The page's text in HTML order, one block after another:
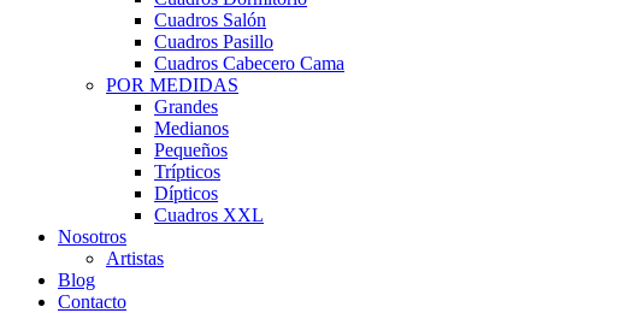
Cuadros Salón
Cuadros Pasillo
Cuadros Cabecero Cama
POR MEDIDAS
Grandes
Medianos
Pequeños
Trípticos
Dípticos
Cuadros XXL
Nosotros
Artistas
Blog
Contacto